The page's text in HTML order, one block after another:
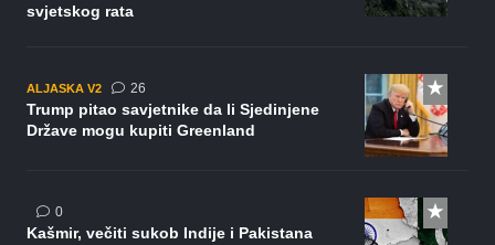
svjetskog rata
ALJASKA V2 26komentara
Trump pitao savjetnike da li Sjedinjene
Države mogu kupiti Greenland
0
Kašmir, večiti sukob Indije i Pakistana